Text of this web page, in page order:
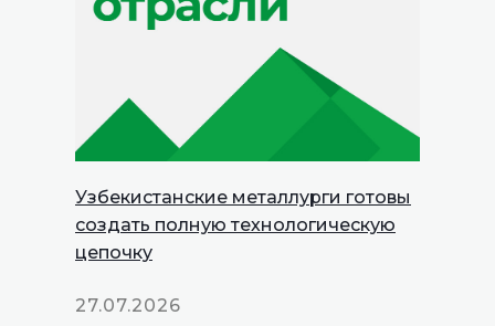
Узбекистанские металлурги готовы
создать полную технологическую
цепочку
27.07.2026